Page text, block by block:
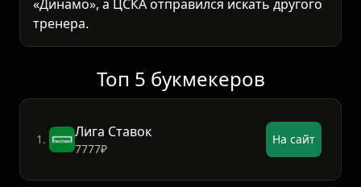
«Динамо», а ЦСКА отправился искать другого
тренера.
Топ 5 букмекеров
1. Лига Ставок
7777₽
На сайт